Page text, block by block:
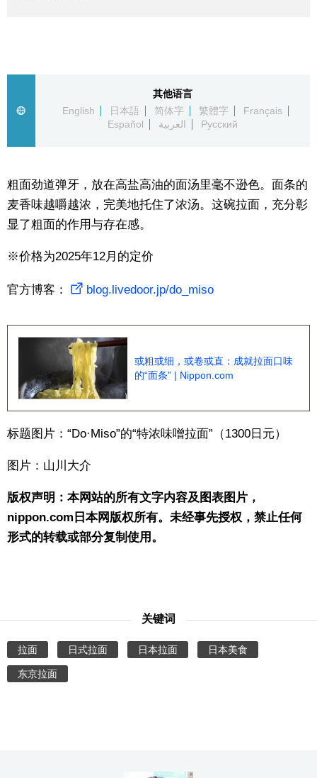
编辑部通知
SNS
其他语言
English
日本語 简体字 繁體字
Français
Español
العربية Русский
粗面劲道弹牙，放在高盐高油的面汤里毫不逊色。面条的
麦香味越嚼越浓，完美地托住了浓汤。这碗拉面，充分彰
显了粗面的作用与存在感。
※价格为2025年12月的定价
官方博客： blog.livedoor.jp/do_miso
或粗或细，或卷或直：成就拉面口味
的“面条” | Nippon.com
标题图片：“Do·Miso”的“特浓味噌拉面”（1300日元）
图片：山川大介
版权声明：本网站的所有文字内容及图表图片，
nippon.com日本网版权所有。未经事先授权，禁止任何
形式的转载或部分复制使用。
关键词
拉面 日式拉面 日本拉面 日本美食
东京拉面